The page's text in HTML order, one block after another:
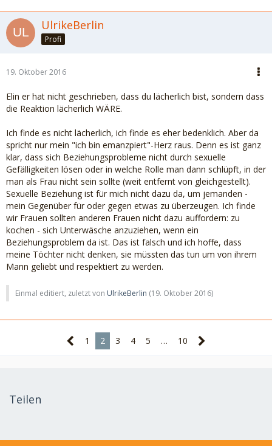
UlrikeBerlin
Profi
19. Oktober 2016
Elin er hat nicht geschrieben, dass du lächerlich bist, sondern dass
die Reaktion lächerlich WÄRE.
Ich finde es nicht lächerlich, ich finde es eher bedenklich. Aber da
spricht nur mein "ich bin emanzpiert"-Herz raus. Denn es ist ganz
klar, dass sich Beziehungsprobleme nicht durch sexuelle
Gefälligkeiten lösen oder in welche Rolle man dann schlüpft, in der
man als Frau nicht sein sollte (weit entfernt von gleichgestellt).
Sexuelle Beziehung ist für mich nicht dazu da, um jemanden -
mein Gegenüber für oder gegen etwas zu überzeugen. Ich finde
wir Frauen sollten anderen Frauen nicht dazu auffordern: zu
kochen - sich Unterwäsche anzuziehen, wenn ein
Beziehungsproblem da ist. Das ist falsch und ich hoffe, dass
meine Töchter nicht denken, sie müssten das tun um von ihrem
Mann geliebt und respektiert zu werden.
Einmal editiert, zuletzt von UlrikeBerlin (19. Oktober 2016)
1 2 3 4 5 … 10
Teilen